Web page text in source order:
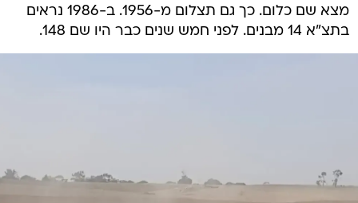
מצא שם כלום. כך גם תצלום מ-1956. ב-1986 נראים
בתצ"א 14 מבנים. לפני חמש שנים כבר היו שם 148.